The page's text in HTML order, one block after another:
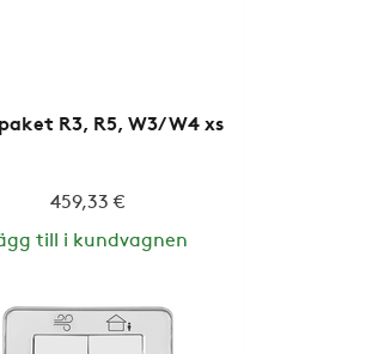
R3, R5, W3/W4 xs
459,33 €
till i kundvagnen